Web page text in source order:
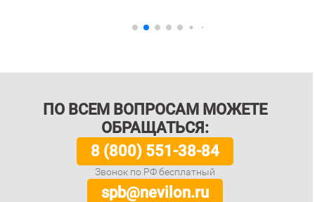
ПО ВСЕМ ВОПРОСАМ МОЖЕТЕ
ОБРАЩАТЬСЯ:
8 (800) 551-38-84
Звонок по РФ бесплатный
spb@nevilon.ru